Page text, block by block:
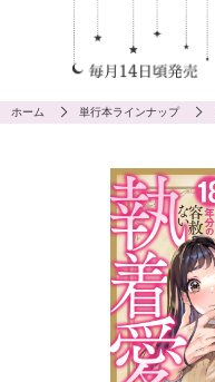
ホーム 単行本ラインナップ